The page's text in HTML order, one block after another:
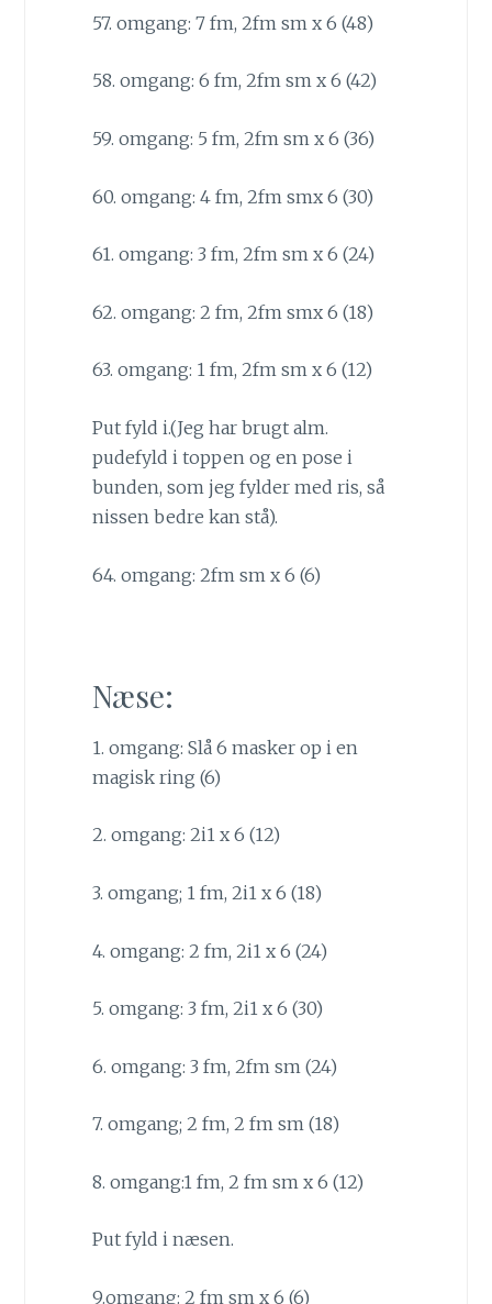
57. omgang: 7 fm, 2fm sm x 6 (48)
58. omgang: 6 fm, 2fm sm x 6 (42)
59. omgang: 5 fm, 2fm sm x 6 (36)
60. omgang: 4 fm, 2fm smx 6 (30)
61. omgang: 3 fm, 2fm sm x 6 (24)
62. omgang: 2 fm, 2fm smx 6 (18)
63. omgang: 1 fm, 2fm sm x 6 (12)
Put fyld i.(Jeg har brugt alm.
pudefyld i toppen og en pose i
bunden, som jeg fylder med ris, så
nissen bedre kan stå).
64. omgang: 2fm sm x 6 (6)
Næse:
1. omgang: Slå 6 masker op i en
magisk ring (6)
2. omgang: 2i1 x 6 (12)
3. omgang; 1 fm, 2i1 x 6 (18)
4. omgang: 2 fm, 2i1 x 6 (24)
5. omgang: 3 fm, 2i1 x 6 (30)
6. omgang: 3 fm, 2fm sm (24)
7. omgang; 2 fm, 2 fm sm (18)
8. omgang:1 fm, 2 fm sm x 6 (12)
Put fyld i næsen.
9.omgang: 2 fm sm x 6 (6)